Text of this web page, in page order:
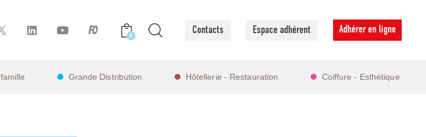
0 Contacts Espace adhérent Adhérer en ligne
Grande Distribution Hôtellerie - Restauration Coiffure - Esthétique